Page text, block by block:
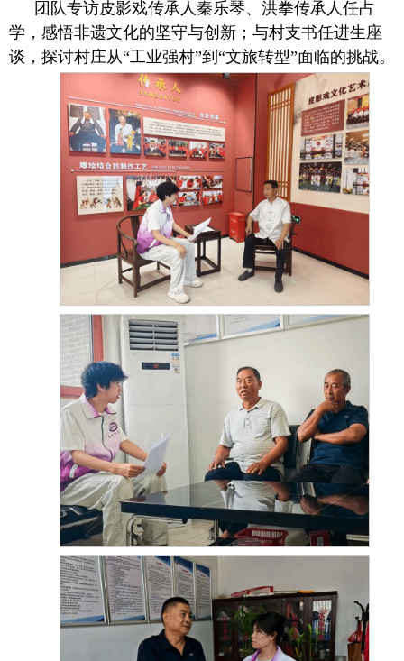
团队专访皮影戏传承人秦乐琴、洪拳传承人任占
学，感悟非遗文化的坚守与创新；与村支书任进生座
谈，探讨村庄从“工业强村”到“文旅转型”面临的挑战。